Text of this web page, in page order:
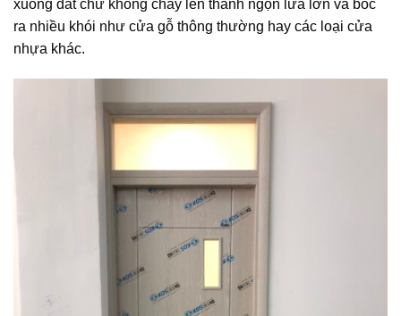
xuống đất chứ không cháy lên thành ngọn lửa lớn và bốc
ra nhiều khói như cửa gỗ thông thường hay các loại cửa
nhựa khác.